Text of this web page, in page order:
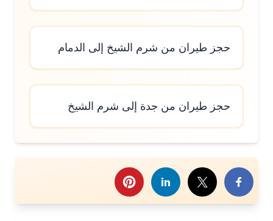
حجز طيران من شرم الشيخ إلى الدمام
حجز طيران من جدة إلى شرم الشيخ
هذا الموضوع